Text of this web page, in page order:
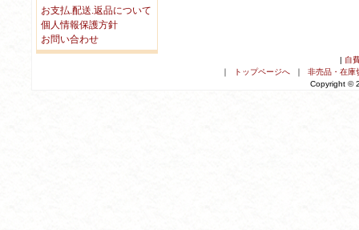
お支払.配送.返品について
個人情報保護方針
お問い合わせ
自
トップページへ｜ 非売品・在庫
Copyright ©